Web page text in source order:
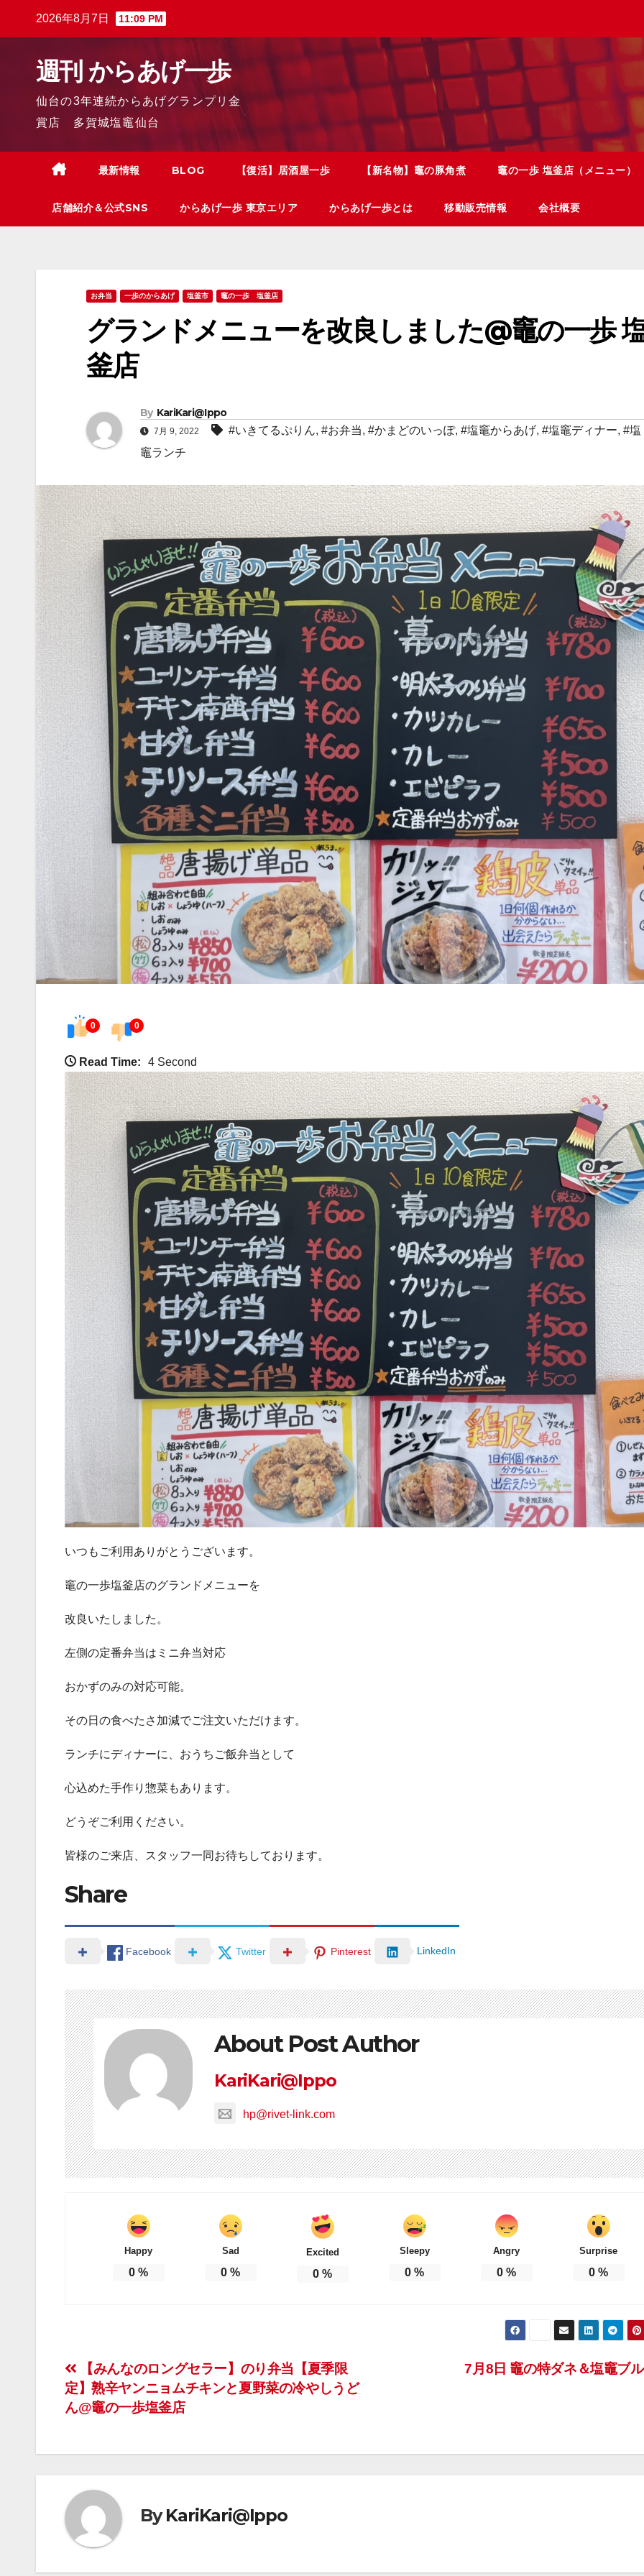
2026年8月7日 11:09 PM
週刊 からあげ一歩
仙台の3年連続からあげグランプリ金
賞店 多賀城塩竈仙台
最新情報 BLOG 【復活】居酒屋一歩 【新名物】竈の豚角煮 竈の一歩 塩釜店（メニュー）
店舗紹介＆公式SNS からあげ一歩 東京エリア からあげ一歩とは 移動販売情報 会社概要
お弁当 一歩のからあげ 塩釜市 竈の一歩 塩釜店
グランドメニューを改良しました@竈の一歩
釜店
By KariKari@Ippo
7月 9, 2022 #いきてるぷりん, #お弁当, #かまどのいっぽ, #塩竈からあげ, #塩竈ディナー, #塩
竈ランチ
0 0
Read Time: 4 Second
いつもご利用ありがとうございます。
竈の一歩塩釜店のグランドメニューを
改良いたしました。
左側の定番弁当はミニ弁当対応
おかずのみの対応可能。
その日の食べたさ加減でご注文いただけます。
ランチにディナーに、おうちご飯弁当として
心込めた手作り惣菜もあります。
どうぞご利用ください。
皆様のご来店、スタッフ一同お待ちしております。
Share
Facebook Twitter Pinterest LinkedIn
About Post Author
KariKari@Ippo
hp@rivet-link.com
Happy
0 %
Sad
0 %
Excited
0 %
Sleepy
0 %
Angry
0 %
Surprise
0 %
7月8日 竈の特ダネ＆塩竈ブ
【みんなのロングセラー】のり弁当【夏季限
定】熟辛ヤンニョムチキンと夏野菜の冷やしうど
ん@竈の一歩塩釜店
ByKariKari@Ippo